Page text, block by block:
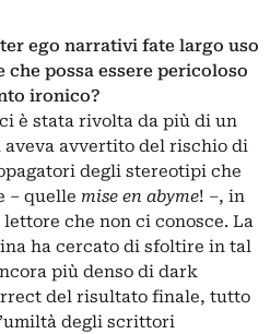
ego narrativi fate largo uso
possa essere pericoloso
ironico?
è stata rivolta da più di un
avvertito del rischio di
degli stereotipi che
– quelle mise en abyme! –, in
che non ci conosce. La
ha cercato di sfoltire in tal
più denso di dark
del risultato finale, tutto
degli scrittori